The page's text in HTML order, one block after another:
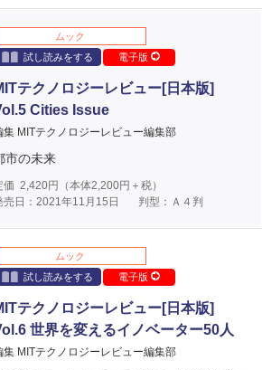
ムック
試し読みをする
電子版
テクノロジーレビュー[日本版]
Cities Issue
集 MITテクノロジーレビュー編集部
市の未来
価 2,420円（本体2,200円＋税）
売日：2021年11月15日
判型：Ａ４判
ムック
試し読みをする
電子版
テクノロジーレビュー[日本版]
世界を変えるイノベーター50人
集 MITテクノロジーレビュー編集部